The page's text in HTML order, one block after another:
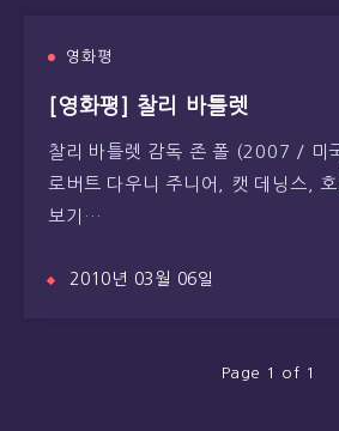
영화평
[영화평] 찰리 바틀렛
찰리 바틀렛 감독 존 폴 (2007 / 미
로버트 다우니 주니어, 캣 데닝스, 호
보기…
2010년 03월 06일
Page 1 of 1